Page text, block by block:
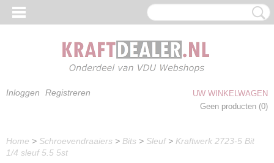
Inloggen Registreren
UW WINKELWAGEN
Geen producten (0)
Home > Schroevendraaiers > Bits > Sleuf> Kraftwerk 2723-5 Bit
1/4 sleuf 5.5 5st